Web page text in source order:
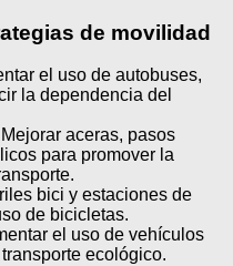
de movilidad
el uso de autobuses,
la dependencia del
Mejorar aceras, pasos
para promover la
bici y estaciones de
de bicicletas.
el uso de vehículos
ecológico.